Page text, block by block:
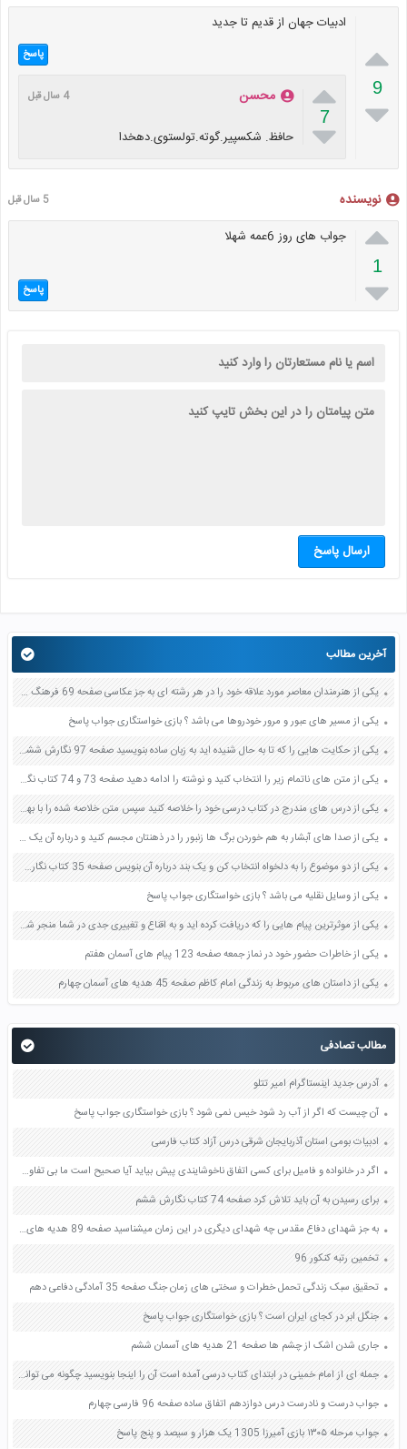

9

ادبیات جهان از قدیم تا جدید
پاسخ

7

محسن 4 سال قبل
حافظ. شکسپیر.گوته.تولستوی.دهخدا
نویسنده 5 سال قبل

1

جواب های روز 6عمه شهلا
پاسخ
ارسال پاسخ
آخرین مطالب
یکی از هنرمندان معاصر مورد علاقه خود را در هر رشته ای به جز عکاسی صفحه 69 فرهنگ و هنر نهم
یکی از مسیر های عبور و مرور خودروها می باشد ؟ بازی خواستگاری جواب پاسخ
یکی از حکایت هایی را که تا به حال شنیده اید به زبان ساده بنویسید صفحه 97 نگارش ششم دبستان
یکی از متن های ناتمام زیر را انتخاب کنید و نوشته را ادامه دهید صفحه 73 و 74 کتاب نگارش فارسی پنجم دبستان
یکی از درس های مندرج در کتاب درسی خود را خلاصه کنید سپس متن خلاصه شده را با بهره گیری از روش های دسته بندی نمودار جدول نقشه مفهومی نشان دهید صفحه 118 نگارش یازدهم
یکی از صدا های آبشار به هم خوردن برگ ها زنبور را در ذهنتان مجسم کنید و درباره آن یک بند بنویسید صفحه 11 نگارش پنجم
یکی از دو موضوع را به دلخواه انتخاب کن و یک بند درباره آن بنویس صفحه 35 کتاب نگارش فارسی سوم
یکی از وسایل نقلیه می باشد ؟ بازی خواستگاری جواب پاسخ
یکی از موثرترین پیام هایی را که دریافت کرده اید و به اقناع و تغییری جدی در شما منجر شده است برسی کنید و علت این تاثیر گذاری قابل توجه را بنویسید صفحه 52 تفکر و سواد رسانه ای دهم
یکی از خاطرات حضور خود در نماز جمعه صفحه 123 پیام های آسمان هفتم
یکی از داستان های مربوط به زندگی امام کاظم صفحه 45 هدیه های آسمان چهارم
مطالب تصادفی
آدرس جدید اینستاگرام امیر تتلو
آن چیست که اگر از آب رد شود خیس نمی شود ؟ بازی خواستگاری جواب پاسخ
ادبیات بومی استان آذربایجان شرقی درس آزاد کتاب فارسی
اگر در خانواده و فامیل برای کسی اتفاق ناخوشایندی پیش بیاید آیا صحیح است ما بی تفاوت باشیم؟ صفحه 3 مطالعات اجتماعی هشتم
برای رسیدن به آن باید تلاش کرد صفحه 74 کتاب نگارش ششم
به جز شهدای دفاع مقدس چه شهدای دیگری در این زمان میشناسید صفحه 89 هدیه های آسمان ششم
تخمین رتبه کنکور 96
تحقیق سبک زندگی تحمل خطرات و سختی های زمان جنگ صفحه 35 آمادگی دفاعی دهم
جنگل ابر در کجای ایران است ؟ بازی خواستگاری جواب پاسخ
جاری شدن اشک از چشم ها صفحه 21 هدیه های آسمان ششم
جمله ای از امام خمینی در ابتدای کتاب درسی آمده است آن را اینجا بنویسید چگونه می توانیم به این سفارش امام عمل کنیم صفحه 97 هدیه های آسمان پنجم
جواب درست و نادرست درس دوازدهم اتفاق ساده صفحه 96 فارسی چهارم
جواب مرحله ۱۳۰۵ بازی آمیرزا 1305 یک هزار و سیصد و پنج پاسخ